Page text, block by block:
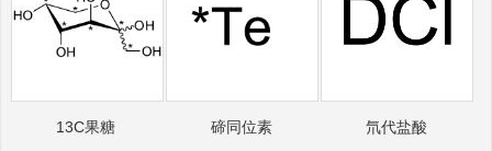
13C果糖 碲同位素 氘代盐酸